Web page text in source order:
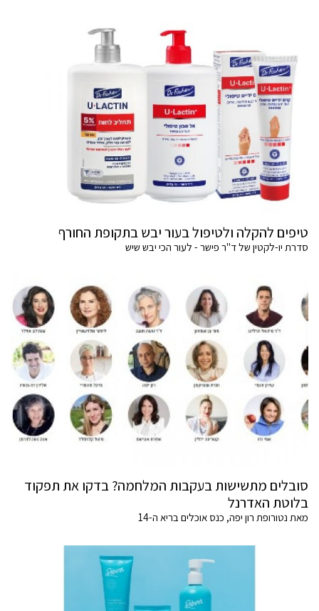
טיפים להקלה ולטיפול בעור יבש בתקופת החורף
סדרת יו-לקטין של ד"ר פישר - לעור הכי יבש שיש
סובלים מתשישות בעקבות המלחמה? בדקו את תפקוד
בלוטת האדרנל
מאת נטורופת רון יפה, כנס אוכלים בריא ה-14